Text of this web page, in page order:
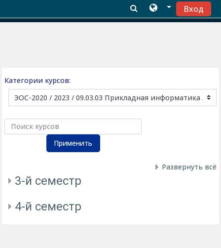
Вход
Категории курсов:
Применить
Развернуть всё
3-й семестр
4-й семестр